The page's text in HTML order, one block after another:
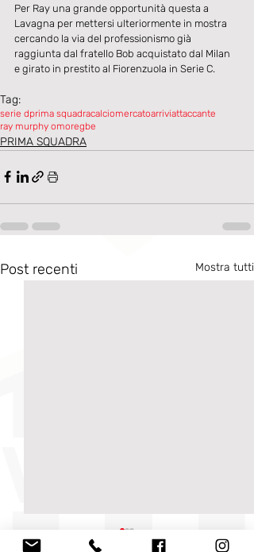
Per Ray una grande opportunità questa a
Lavagna per mettersi ulteriormente in mostra
cercando la via del professionismo già
raggiunta dal fratello Bob acquistato dal Milan
e girato in prestito al Fiorenzuola in Serie C.
Tag:
serie dprima squadracalciomercatoarriviattaccante
ray murphy omoregbe
PRIMA SQUADRA
Post recenti Mostra tutti